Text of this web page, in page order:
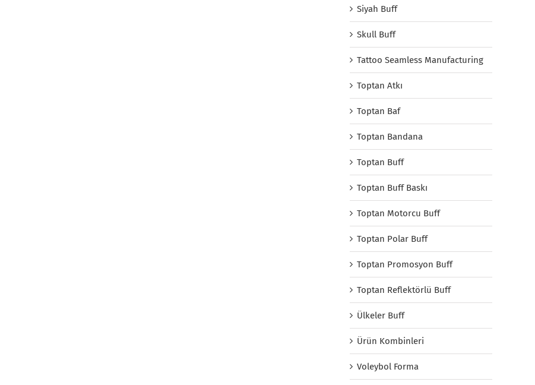
Siyah Buff
Skull Buff
Tattoo Seamless Manufacturing
Toptan Atkı
Toptan Baf
Toptan Bandana
Toptan Buff
Toptan Buff Baskı
Toptan Motorcu Buff
Toptan Polar Buff
Toptan Promosyon Buff
Toptan Reflektörlü Buff
Ülkeler Buff
Ürün Kombinleri
Voleybol Forma